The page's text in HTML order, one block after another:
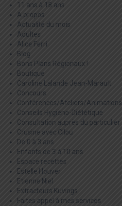
11 ans à 18 ans
A propos
Actualité du mois
Adultes
Alice Ferri
Blog
Bons Plans Régionaux !
Boutique
Caroline Lalande Jean-Marault
Concours
Conférences/Ateliers/Animations
Conseils Hygièno-Diététique
Consultation auprès du particulier
Crusine avec Cilou
De 0 à 3 ans
Enfants de 3 à 10 ans
Espace recettes
Estelle Houver
Etienne Niel
Extracteurs Kuvings
Faites appel à mes services